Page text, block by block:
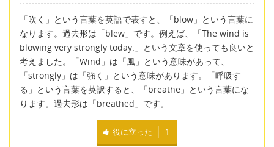
「吹く」という言葉を英語で表すと、「blow」という言葉に
なります。過去形は「blew」です。例えば、「The wind is
blowing very strongly today.」という文章を使っても良いと
考えました。「Wind」は「風」という意味があって、
「strongly」は「強く」という意味があります。「呼吸す
る」という言葉を英訳すると、「breathe」という言葉にな
ります。過去形は「breathed」です。
役に立った 1